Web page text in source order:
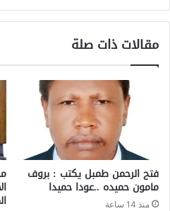
مقالات ذات صلة
فتح الرحمن طمبل يكتب : بروف
مامون حميده ..عودا حميدا
منذ 14 ساعة